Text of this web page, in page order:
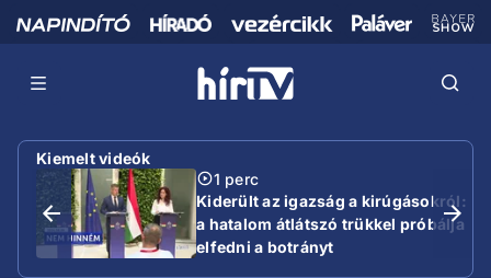
Kiemelt videók
1 perc
Kiderült az igazság a kirúgásokról:
a hatalom átlátszó trükkel próbálja
elfedni a botrányt